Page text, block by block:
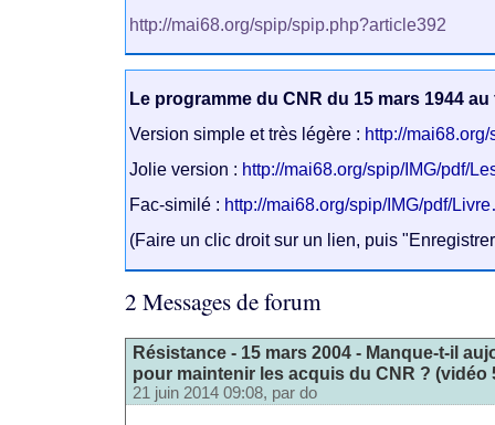
http://mai68.org/spip/spip.php?article392
Le programme du CNR du 15 mars 1944
Version simple et très légère : http://
Jolie version : http://mai68.org/spip/IMG/pdf/
Fac-similé : http://mai68.org/spip/IMG/pdf/
(Faire un clic droit sur un lien, puis
2 Messages de forum
Résistance - 15 mars 2004 - Manque-t-il
pour maintenir les acquis du CNR ? (vidéo
21 juin 2014 09:08, par do